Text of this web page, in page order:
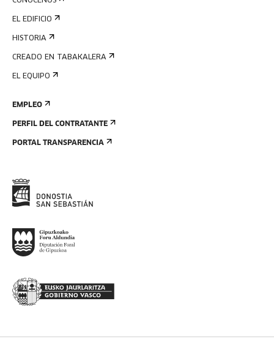
EL EDIFICIO
HISTORIA
CREADO EN TABAKALERA
EL EQUIPO
EMPLEO
PERFIL DEL CONTRATANTE
PORTAL TRANSPARENCIA